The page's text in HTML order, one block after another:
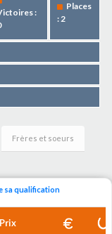
:
Places
: 2
Frères et soeurs
sa qualification
Prix